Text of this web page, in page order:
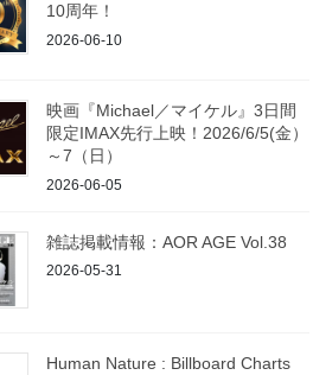
10周年！
2026-06-10
映画『Michael／マイケル』3日間
限定IMAX先行上映！2026/6/5(金）
～7（日）
2026-06-05
雑誌掲載情報：AOR AGE Vol.38
2026-05-31
Human Nature : Billboard Charts